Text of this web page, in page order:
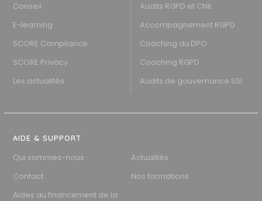
Conseil
E-learning
SCORE Compliance
SCORE Privacy
Les actualités
Audits RGPD et CNIL
Accompagnement RGPD
Coaching du DPO
Coaching RGPD
Audits de gouvernance SSI
AIDE & SUPPORT
Qui sommes-nous
Actualités
Contact
Nos formations
Aides au financement de la